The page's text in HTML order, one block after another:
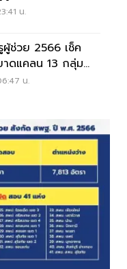
น.
ช่วย 2566 เช็ค
าดแคลน 13 กลุ่ม
น.